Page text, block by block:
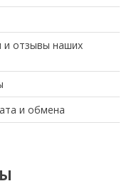
и отзывы наших
и обмена